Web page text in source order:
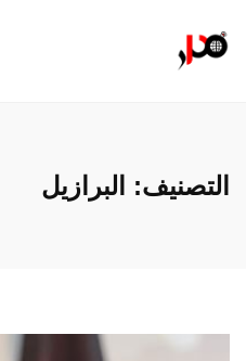
التصنيف: البرازيل